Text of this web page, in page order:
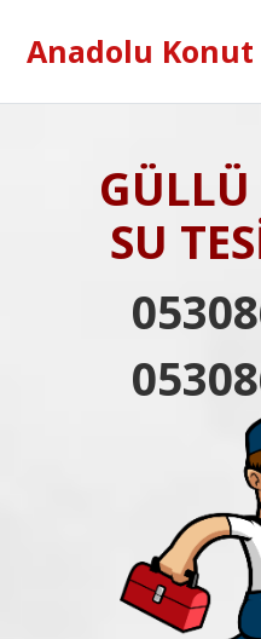
Anadolu
SU